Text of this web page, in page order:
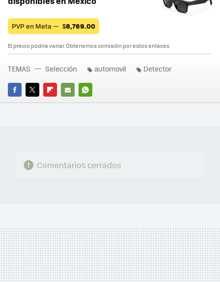
PVP en Meta — $8,769.00
El precio podría variar. Obtenemos comisión por estos enlaces
FACEBOOK
TWITTERFLIPBOARD
E-
WHATSAPP
TEMAS Selección automovil Detector
Comentarios cerrados